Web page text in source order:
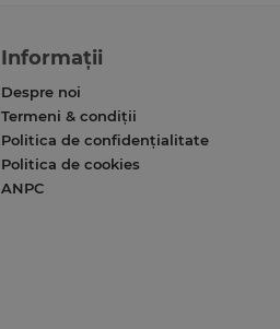
Informații
Despre noi
Termeni & condiții
Politica de confidențialitate
Politica de cookies
ANPC